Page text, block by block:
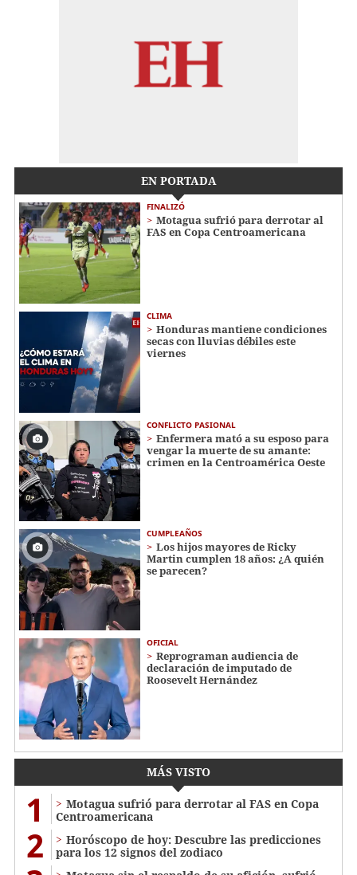
EN PORTADA
FINALIZÓ
Motagua sufrió para derrotar al
FAS en Copa Centroamericana
CLIMA
Honduras mantiene condiciones
secas con lluvias débiles este
viernes
CONFLICTO PASIONAL
Enfermera mató a su esposo para
vengar la muerte de su amante:
crimen en la Centroamérica Oeste
CUMPLEAÑOS
Los hijos mayores de Ricky
Martin cumplen 18 años: ¿A quién
se parecen?
OFICIAL
Reprograman audiencia de
declaración de imputado de
Roosevelt Hernández
MÁS VISTO
1
Motagua sufrió para derrotar al FAS en Copa
Centroamericana
2
Horóscopo de hoy: Descubre las predicciones
para los 12 signos del zodiaco